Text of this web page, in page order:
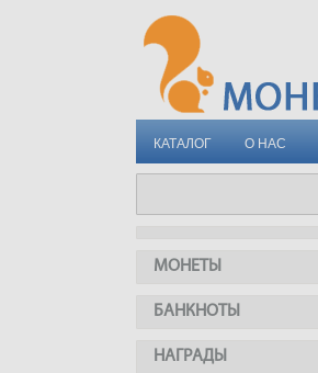
КАТАЛОГ О НАС
МОНЕТЫ
БАНКНОТЫ
НАГРАДЫ